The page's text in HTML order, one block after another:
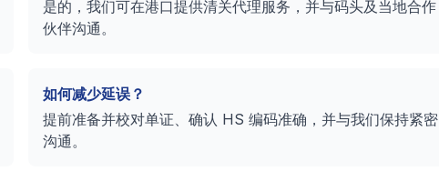
是的，我们可在港口提供清关代理服务，并与码头及当地合作
伙伴沟通。
如何减少延误？
提前准备并校对单证、确认 HS 编码准确，并与我们保持紧密
沟通。